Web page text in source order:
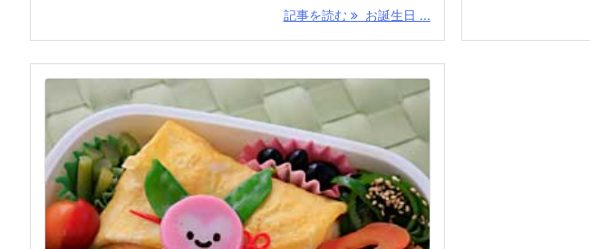
記事を読む お誕生日 ...